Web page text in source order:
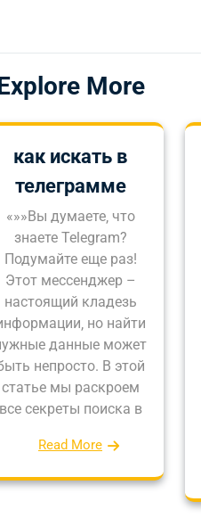
More
как искать в
телеграмме
«»»Вы думаете‚ что
знаете Telegram?
Подумайте еще раз!
Этот мессенджер –
настоящий кладезь
но найти
данные может
непросто. В этой
статье мы раскроем
все секреты поиска в
Read More